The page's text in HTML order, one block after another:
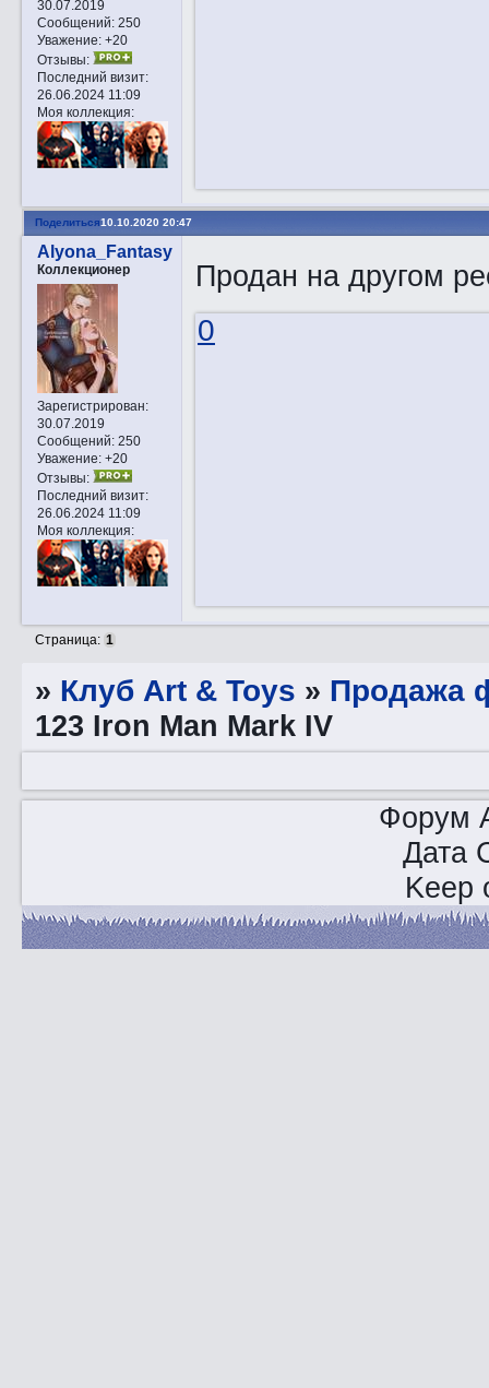
30.07.2019
Сообщений:250
Уважение: +20
Отзывы:
Последний визит:
26.06.2024 11:09
Моя коллекция:
Поделиться10.10.2020 20:47
Alyona_Fantasy
Коллекционер
Зарегистрирован:
30.07.2019
Сообщений:250
Уважение: +20
Отзывы:
Последний визит:
26.06.2024 11:09
Моя коллекция:
Продан на другом
0
Страница: 1
» Клуб Art & Toys » Продажа
123 Iron Man Mark IV
Форум
Дата
Keep